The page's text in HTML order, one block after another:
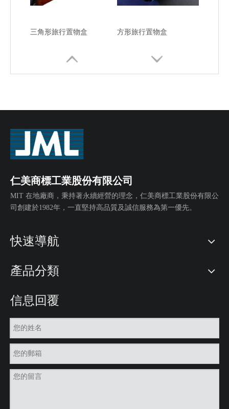
三角形旅行置物盒 方形旅行置物盒
雙面提花吊飾 客製化證件帶
雞年緹花筆記本
仁美商標工業股份有限公司
MIT 在地廠商，秉持著永續經營的理念，仁美商標工業股份有限公
司創建於1982年，一直堅持高品質及誠信服務為第一優先。
快速導航
產品分類
信息回覆